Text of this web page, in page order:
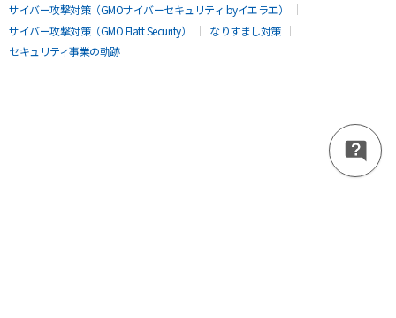
サイバー攻撃対策（GMOサイバーセキュリティ byイエラエ）
サイバー攻撃対策（GMO Flatt Security）
なりすまし対策
セキュリティ事業の軌跡